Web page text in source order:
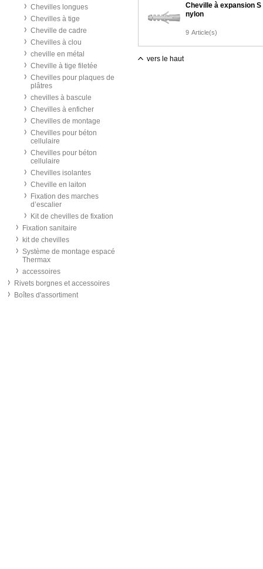
Chevilles longues
Chevilles à tige
Cheville de cadre
Chevilles à clou
cheville en métal
Cheville à tige filetée
Chevilles pour plaques de
plâtres
chevilles à bascule
Chevilles à enficher
Chevilles de montage
Chevilles pour béton
cellulaire
Chevilles pour béton
cellulaire
Chevilles isolantes
Cheville en laiton
Fixation des marches
d’escalier
Kit de chevilles de fixation
Fixation sanitaire
kit de chevilles
Système de montage espacé
Thermax
accessoires
Rivets borgnes et accessoires
Boîtes d'assortiment
Cheville à expansion S
nylon
9 Article(s)
vers le haut